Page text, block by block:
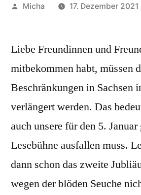
Veröffentlicht
Micha 17. Dezember 2021
Liebe Freundinnen und
mitbekommen habt, müssen
Beschränkungen in Sachsen
verlängert werden. Das
auch unsere für den 5. Januar
Lesebühne ausfallen muss.
dann schon das zweite
wegen der blöden Seuche